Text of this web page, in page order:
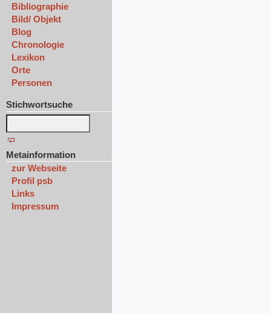
Bibliographie
Bild/ Objekt
Blog
Chronologie
Lexikon
Orte
Personen
Stichwortsuche
Metainformation
zur Webseite
Profil psb
Links
Impressum